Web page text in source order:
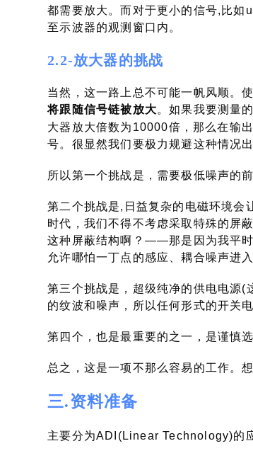
都需要放大。而对于更小的信号,比如
至示波器的观测窗口内。
2.2-放大器的挑战
当然，这一路上总不可能一帆风顺。
将跟随信号链被放大。如果我要测量
大器放大倍数为10000倍，那么在输
号。很显然我们要极力规避这种情况
所以第一个挑战是，需要极低噪声的
第二个挑战是,日益复杂的电磁环境会
时代，我们不得不考虑采取特殊的屏
这种屏蔽结构啊？——那是因为我平
允许哪怕一丁点的感应、耦合噪声进入
第三个挑战是，超级纯净的供电电源(
的纹波和噪声，所以任何形式的开关
第四个，也是最重要的之一，是谨慎
总之，这是一项不那么容易的工作。
三.资料准备
主要分为ADI(Linear Technology)的